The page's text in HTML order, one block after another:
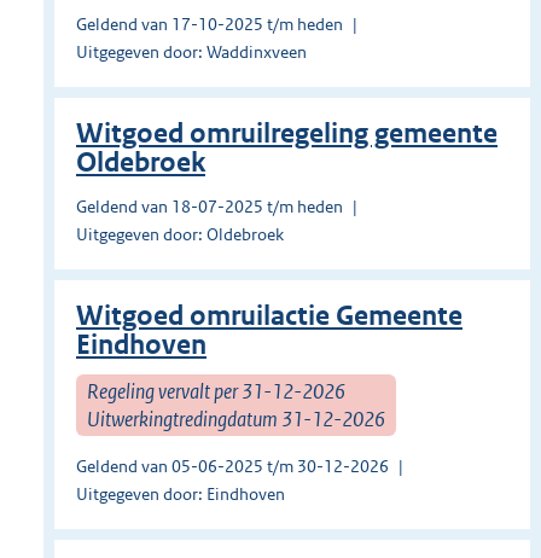
Geldend van 17-10-2025 t/m heden
Uitgegeven door: Waddinxveen
Witgoed omruilregeling gemeente
Oldebroek
Geldend van 18-07-2025 t/m heden
Uitgegeven door: Oldebroek
Witgoed omruilactie Gemeente
Eindhoven
Regeling vervalt per 31-12-2026
Uitwerkingtredingdatum 31-12-2026
Geldend van 05-06-2025 t/m 30-12-2026
Uitgegeven door: Eindhoven